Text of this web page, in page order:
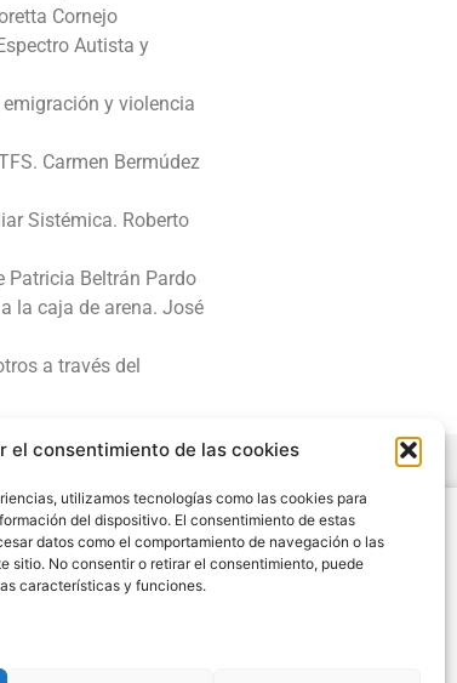
el consentimiento de las cookies
utilizamos tecnologías como las cookies para
del dispositivo. El consentimiento de estas
datos como el comportamiento de navegación o las
sitio. No consentir o retirar el consentimiento, puede
características y funciones.
Cornejo
Autista y
y violencia
Carmen Bermúdez
Sistémica. Roberto
Patricia Beltrán Pardo
la caja de arena. José
a través del
Legal
Condiciones de Uso y Venta
Aviso Legal